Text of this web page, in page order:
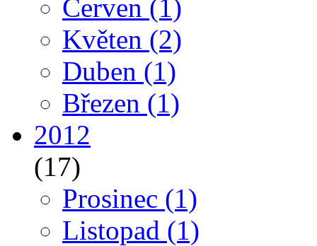
Červen (1)
Květen (2)
Duben (1)
Březen (1)
2012
(17)
Prosinec (1)
Listopad (1)